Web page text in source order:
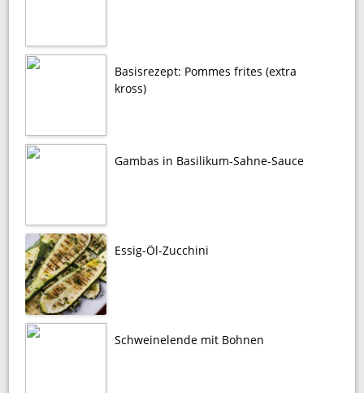
Basisrezept: Pommes frites (extra
kross)
Gambas in Basilikum-Sahne-Sauce
Essig-Öl-Zucchini
Schweinelende mit Bohnen